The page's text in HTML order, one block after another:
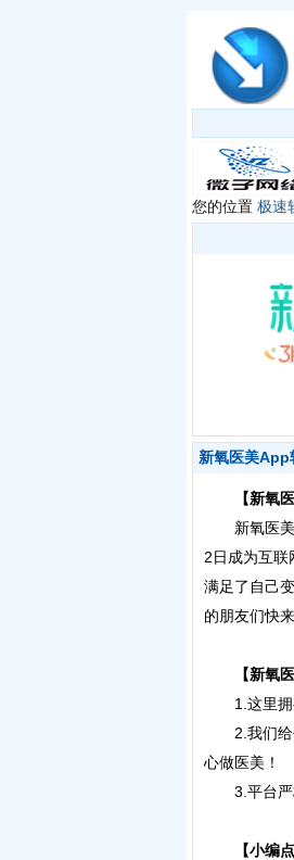
您的位置 极速
新氧医美App
【新氧医
新氧医美
2日成为互联
满足了自己
的朋友们快
【新氧医
1.这里拥有
2.我们给每
心做医美！
3.平台严格
【小编点